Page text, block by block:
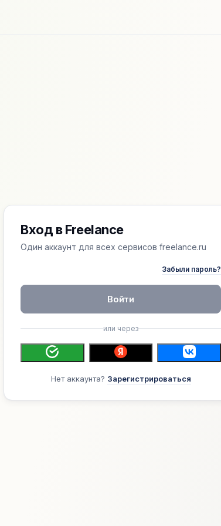
Вход в Freelance
Один аккаунт для всех сервисов freelance.ru
Забыли пароль?
Войти
или через
Нет аккаунта? Зарегистрироваться